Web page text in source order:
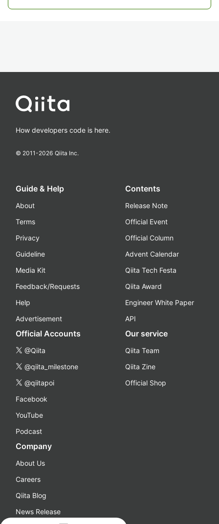
How developers code is here.
© 2011-2026 Qiita Inc.
Guide & Help
About
Terms
Privacy
Guideline
Media Kit
Feedback/Requests
Help
Advertisement
Contents
Release Note
Official Event
Official Column
Advent Calendar
Qiita Tech Festa
Qiita Award
Engineer White Paper
API
Official Accounts
@Qiita
@qiita_milestone
@qiitapoi
Facebook
YouTube
Podcast
Our service
Qiita Team
Qiita Zine
Official Shop
Company
About Us
Careers
Qiita Blog
News Release